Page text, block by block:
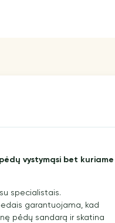
vystymąsi bet kuriame
specialistais.
garantuojama, kad
pėdų sandarą ir skatina